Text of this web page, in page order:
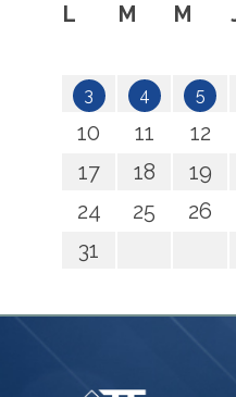
L
M M
3 4 5
10
11 12
17
18 19
24
25 26
31